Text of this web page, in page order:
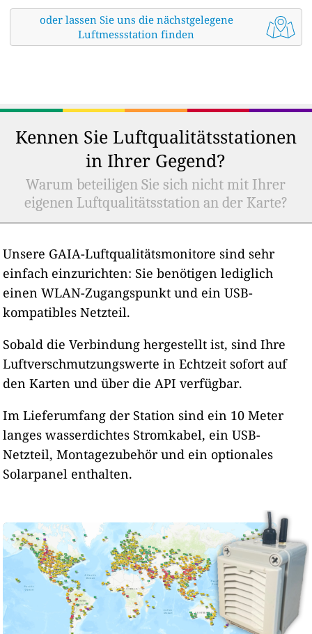
oder lassen Sie uns die nächstgelegene
Luftmessstation finden
Kennen Sie Luftqualitätsstationen
in Ihrer Gegend?
Warum beteiligen Sie sich nicht mit Ihrer
eigenen Luftqualitätsstation an der Karte?
Unsere GAIA-Luftqualitätsmonitore sind sehr
einfach einzurichten: Sie benötigen lediglich
einen WLAN-Zugangspunkt und ein USB-
kompatibles Netzteil.
Sobald die Verbindung hergestellt ist, sind Ihre
Luftverschmutzungswerte in Echtzeit sofort auf
den Karten und über die API verfügbar.
Im Lieferumfang der Station sind ein 10 Meter
langes wasserdichtes Stromkabel, ein USB-
Netzteil, Montagezubehör und ein optionales
Solarpanel enthalten.